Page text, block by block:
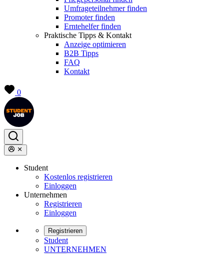
Umfrageteilnehmer finden
Promoter finden
Erntehelfer finden
Praktische Tipps & Kontakt
Anzeige optimieren
B2B Tipps
FAQ
Kontakt
0
Student
Kostenlos registrieren
Einloggen
Unternehmen
Registrieren
Einloggen
Registrieren
Student
UNTERNEHMEN